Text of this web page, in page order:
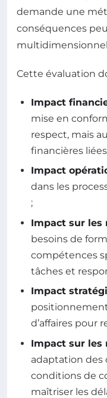
demande une
conséquences
Cette évaluation
Impact
mise en
respect, mais
financières
Impact
dans les
;
Impact sur les
besoins de
compétences
tâches et
Impact
d’affaires pour
Impact sur les
adaptation des
conditions de
maîtriser les